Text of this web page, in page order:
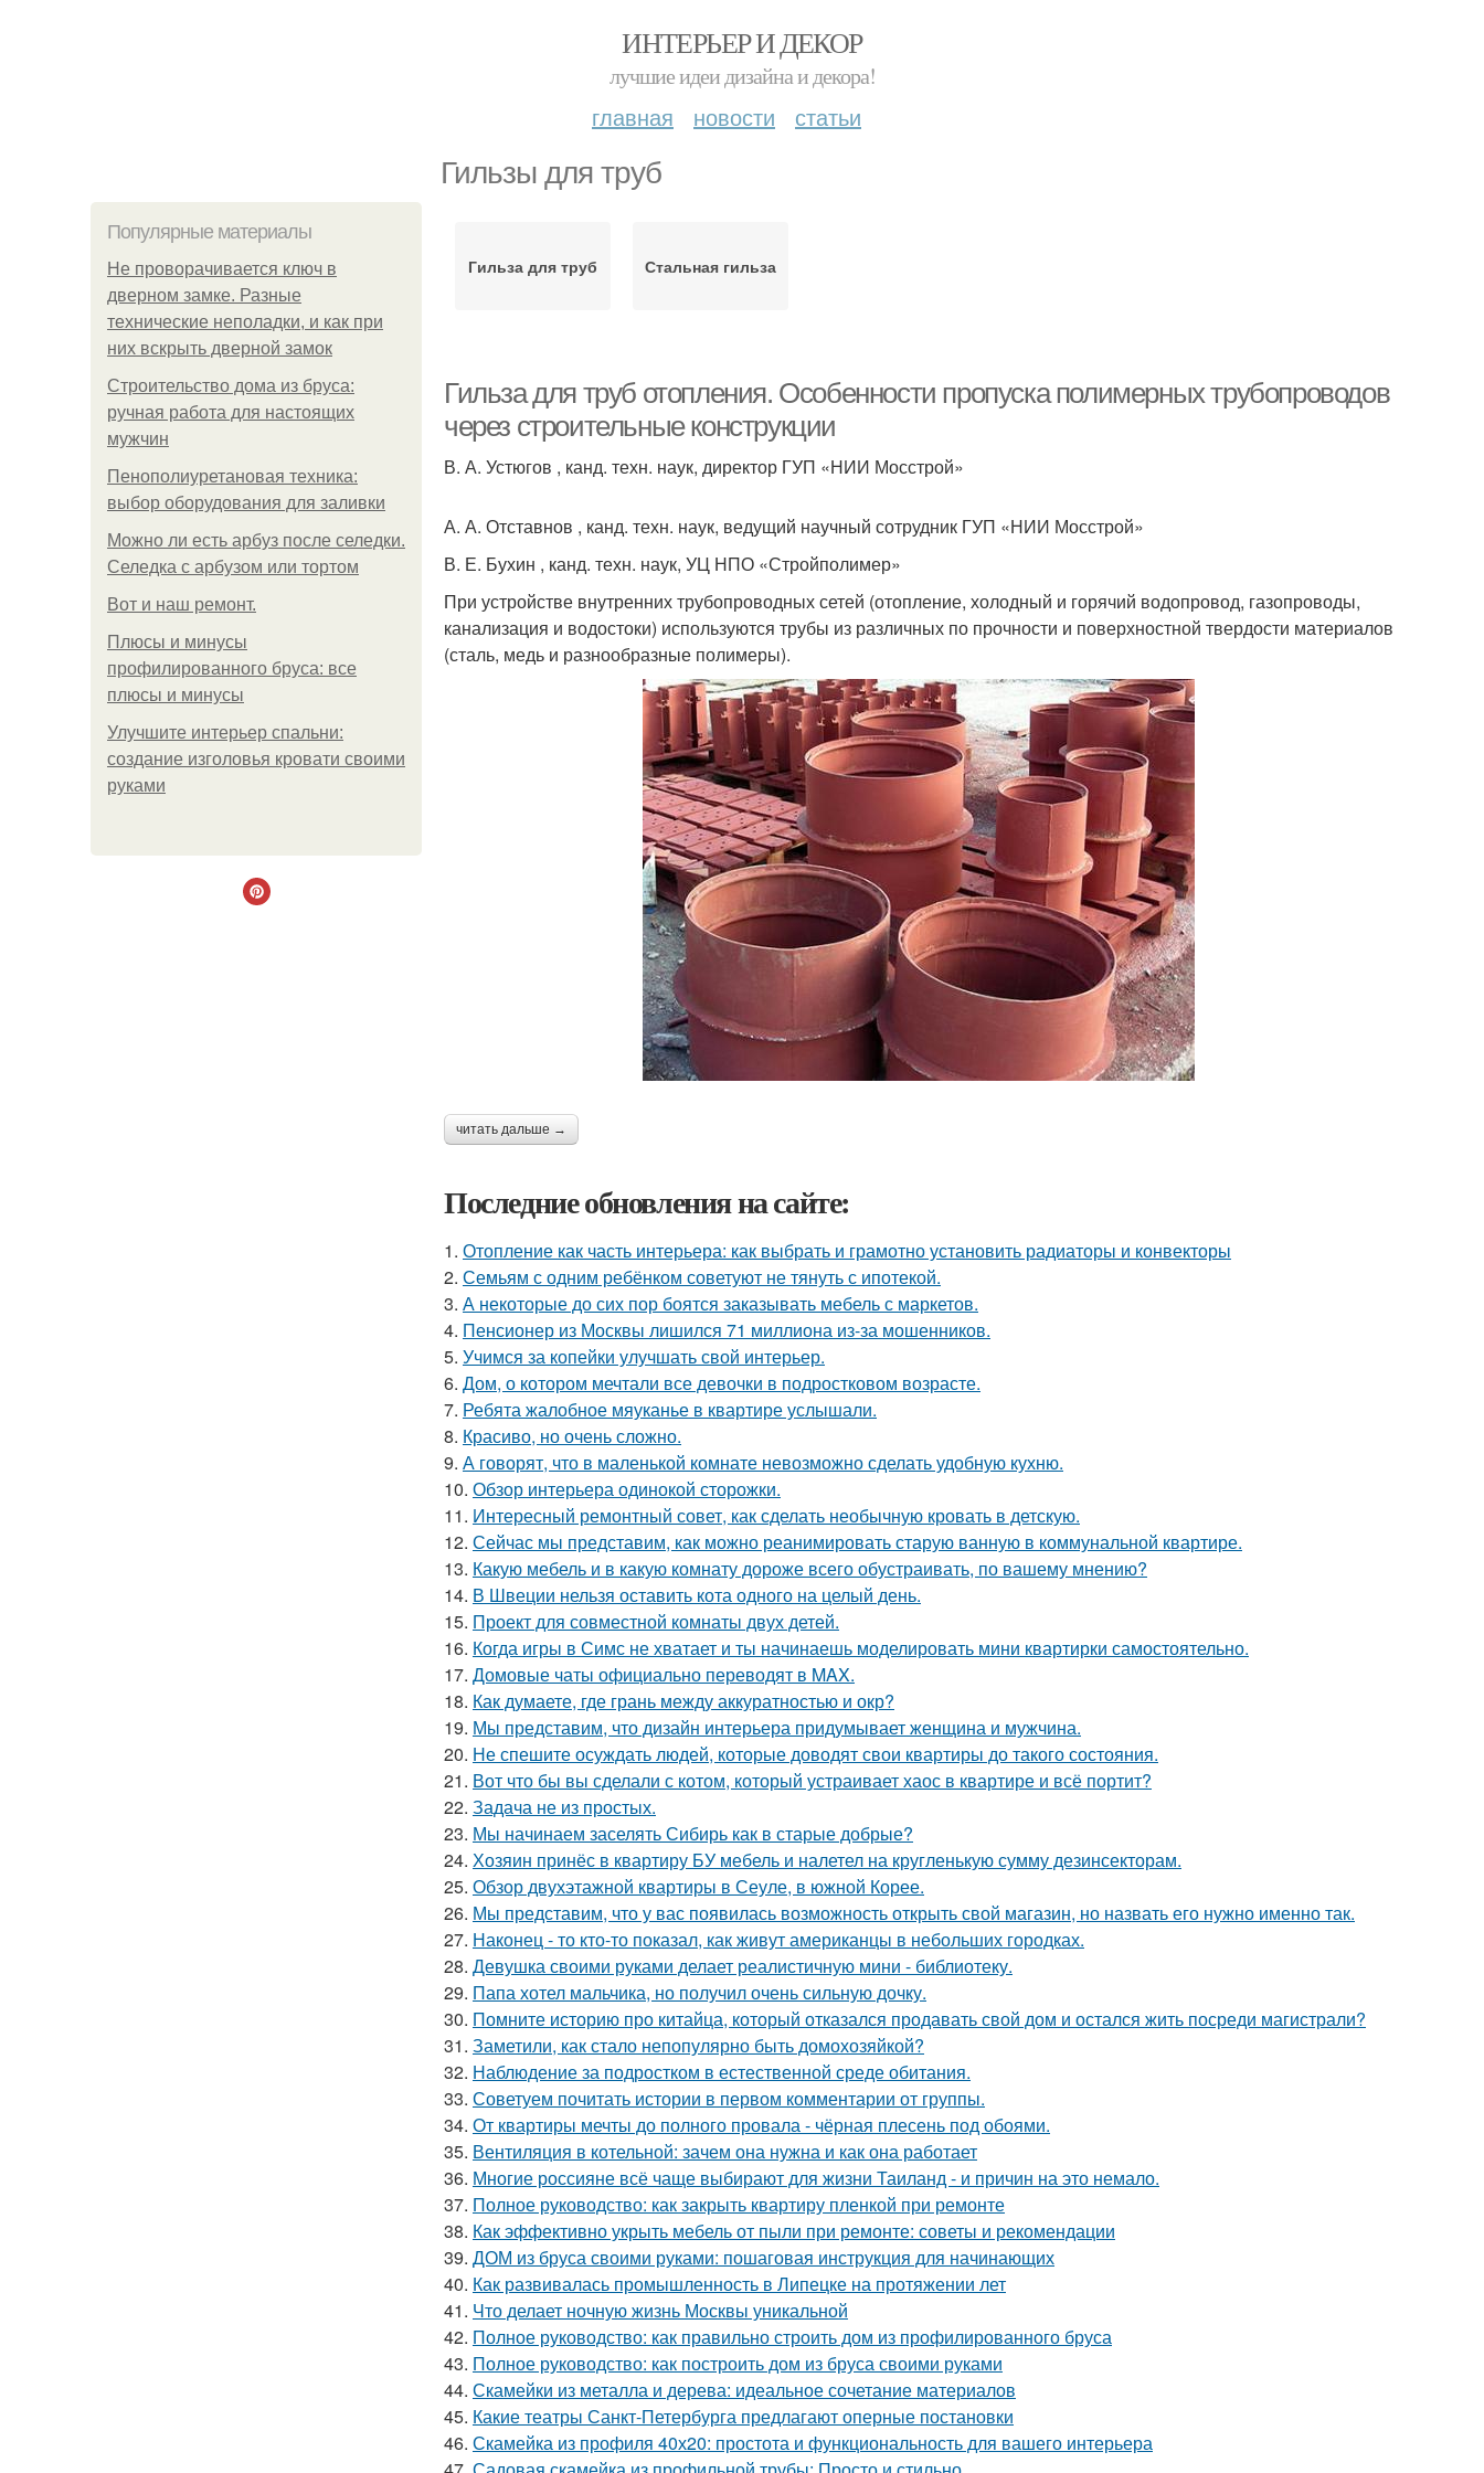
ИНТЕРЬЕР И ДЕКОР
лучшие идеи дизайна и декора!
главная новости статьи
Гильзы для труб
Популярные материалы
Не проворачивается ключ в
дверном замке. Разные
технические неполадки, и как при
них вскрыть дверной замок
Строительство дома из бруса:
ручная работа для настоящих
мужчин
Пенополиуретановая техника:
выбор оборудования для заливки
Можно ли есть арбуз после селедки.
Селедка с арбузом или тортом
Boт и наш ремoнт.
Плюсы и минусы
профилированного бруса: все
плюсы и минусы
Улучшите интерьер спальни:
создание изголовья кровати своими
руками
Гильза для труб Стальная гильза
Гильза для труб отопления. Особенности пропуска полимерных трубопроводов
через строительные конструкции
В. А. Устюгов , канд. техн. наук, директор ГУП «НИИ Мосстрой»
А. А. Отставнов , канд. техн. наук, ведущий научный сотрудник ГУП «НИИ Мосстрой»
В. Е. Бухин , канд. техн. наук, УЦ НПО «Стройполимер»
При устройстве внутренних трубопроводных сетей (отопление, холодный и горячий водопровод, газопроводы,
канализация и водостоки) используются трубы из различных по прочности и поверхностной твердости материалов
(сталь, медь и разнообразные полимеры).
читать дальше →
Последние обновления на сайте:
1. Отопление как часть интерьера: как выбрать и грамотно установить радиаторы и конвекторы
2. Семьям с одним ребёнком советуют не тянуть с ипотекой.
3. А некоторые до сих пор боятся заказывать мебель с маркетов.
4. Пенсионер из Москвы лишился 71 миллиона из-за мошенников.
5. Учимся за копейки улучшать свой интерьер.
6. Дом, о котором мечтали все девочки в подростковом возрасте.
7. Ребята жалобное мяуканье в квартире услышали.
8. Красиво, но очень сложно.
9. А говорят, что в маленькой комнате невозможно сделать удобную кухню.
10. Обзор интерьера одинокой сторожки.
11. Интересный ремонтный совет, как сделать необычную кровать в детскую.
12. Сейчас мы представим, как можно реанимировать старую ванную в коммунальной квартире.
13. Какую мебель и в какую комнату дороже всего обустраивать, по вашему мнению?
14. В Швеции нельзя оставить кота одного на целый день.
15. Проект для совместной комнаты двух детей.
16. Когда игры в Симс не хватает и ты начинаешь моделировать мини квартирки самостоятельно.
17. Домовые чаты официально переводят в MAX.
18. Как думаете, где грань между аккуратностью и окр?
19. Мы представим, что дизайн интерьера придумывает женщина и мужчина.
20. Не спешите осуждать людей, которые доводят свои квартиры до такого состояния.
21. Вот что бы вы сделали с котом, который устраивает хаос в квартире и всё портит?
22. Задача не из простых.
23. Мы начинаем заселять Сибирь как в старые добрые?
24. Хозяин принёс в квартиру БУ мебель и налетел на кругленькую сумму дезинсекторам.
25. Обзор двухэтажной квартиры в Сеуле, в южной Корее.
26. Мы представим, что у вас появилась возможность открыть свой магазин, но назвать его нужно именно так.
27. Наконец - то кто-то показал, как живут американцы в небольших городках.
28. Девушка своими руками делает реалистичную мини - библиотеку.
29. Папа хотел мальчика, но получил очень сильную дочку.
30. Помните историю про китайца, который отказался продавать свой дом и остался жить посреди магистрали?
31. Заметили, как стало непопулярно быть домохозяйкой?
32. Наблюдение за подростком в естественной среде обитания.
33. Советуем почитать истории в первом комментарии от группы.
34. От квартиры мечты до полного провала - чёрная плесень под обоями.
35. Вентиляция в котельной: зачем она нужна и как она работает
36. Многие россияне всё чаще выбирают для жизни Таиланд - и причин на это немало.
37. Полное руководство: как закрыть квартиру пленкой при ремонте
38. Как эффективно укрыть мебель от пыли при ремонте: советы и рекомендации
39. ДОМ из бруса своими руками: пошаговая инструкция для начинающих
40. Как развивалась промышленность в Липецке на протяжении лет
41. Что делает ночную жизнь Москвы уникальной
42. Полное руководство: как правильно строить дом из профилированного бруса
43. Полное руководство: как построить дом из бруса своими руками
44. Скамейки из металла и дерева: идеальное сочетание материалов
45. Какие театры Санкт-Петербурга предлагают оперные постановки
46. Скамейка из профиля 40х20: простота и функциональность для вашего интерьера